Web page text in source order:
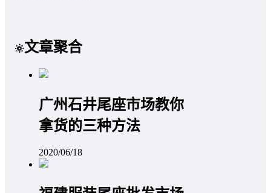
文章聚合
广州石井尾座市场教你
拿货的三种方法
2020/06/18